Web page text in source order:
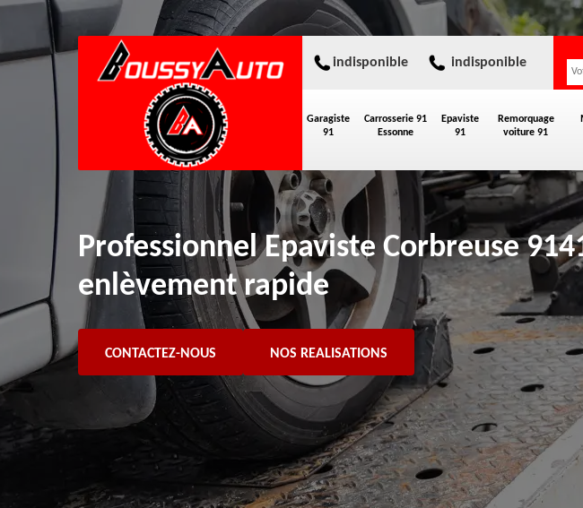
Garagiste
91
Carrosserie 91
Essonne
Epaviste
91
Remorquage
voiture 91
indisponible indisponible
Professionnel Epaviste Corbreuse
enlèvement rapide
CONTACTEZ-NOUS NOS REALISATIONS